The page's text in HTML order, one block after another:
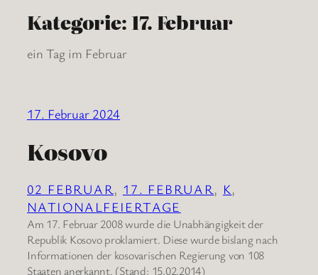
Kategorie: 17. Februar
ein Tag im Februar
17. Februar 2024
Kosovo
02 FEBRUAR, 17. FEBRUAR, K
NATIONALFEIERTAGE
Am 17. Februar 2008 wurde die Unabhängigkeit der
Republik Kosovo proklamiert. Diese wurde bislang nach
Informationen der kosovarischen Regierung von 108
Staaten anerkannt. (Stand: 15.02.2014)